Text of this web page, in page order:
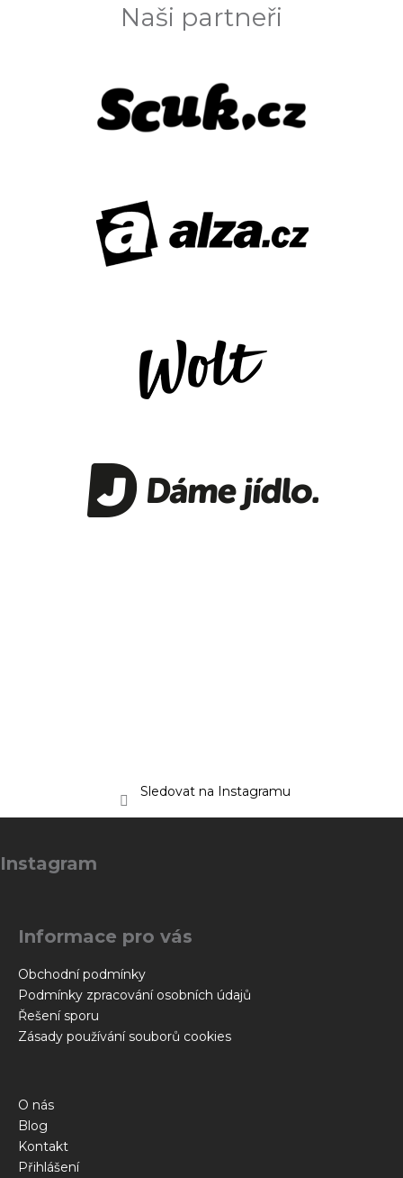
Naši partneři
Sledovat na Instagramu
á
p
Instagram
Informace pro vás
Obchodní podmínky
Podmínky zpracování osobních údajů
Řešení sporu
Zásady používání souborů cookies
O nás
Blog
Kontakt
Přihlášení